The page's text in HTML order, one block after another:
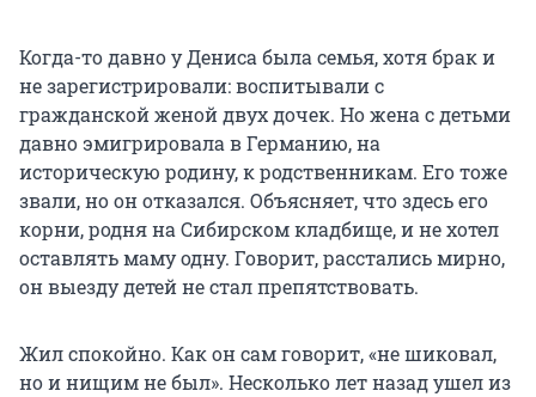
Когда-то давно у Дениса была семья, хотя брак и
не зарегистрировали: воспитывали с
гражданской женой двух дочек. Но жена с детьми
давно эмигрировала в Германию, на
историческую родину, к родственникам. Его тоже
звали, но он отказался. Объясняет, что здесь его
корни, родня на Сибирском кладбище, и не хотел
оставлять маму одну. Говорит, расстались мирно,
он выезду детей не стал препятствовать.
Жил спокойно. Как он сам говорит, «не шиковал,
но и нищим не был». Несколько лет назад ушел из